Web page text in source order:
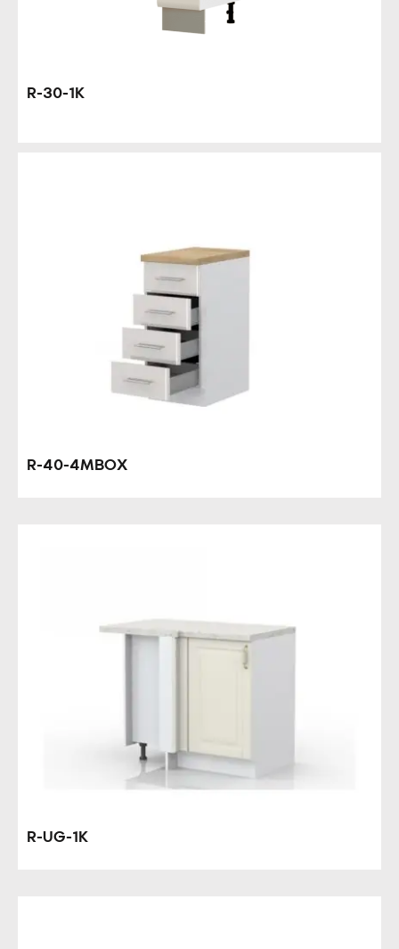
R-30-1K
R-40-4MBOX
R-UG-1K